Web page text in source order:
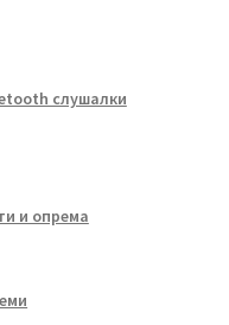
слушалки
и опрема